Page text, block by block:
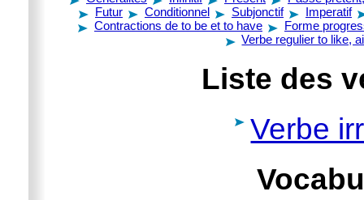
Futur
Conditionnel Subjonctif
Imperatif
Contractions de to be et to have
Forme
Verbe regulier to like,
Liste des
Verbe